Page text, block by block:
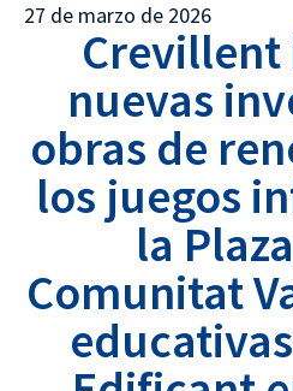
27 de marzo de 2026
nuevas
obras de
los juegos
la
Comunitat